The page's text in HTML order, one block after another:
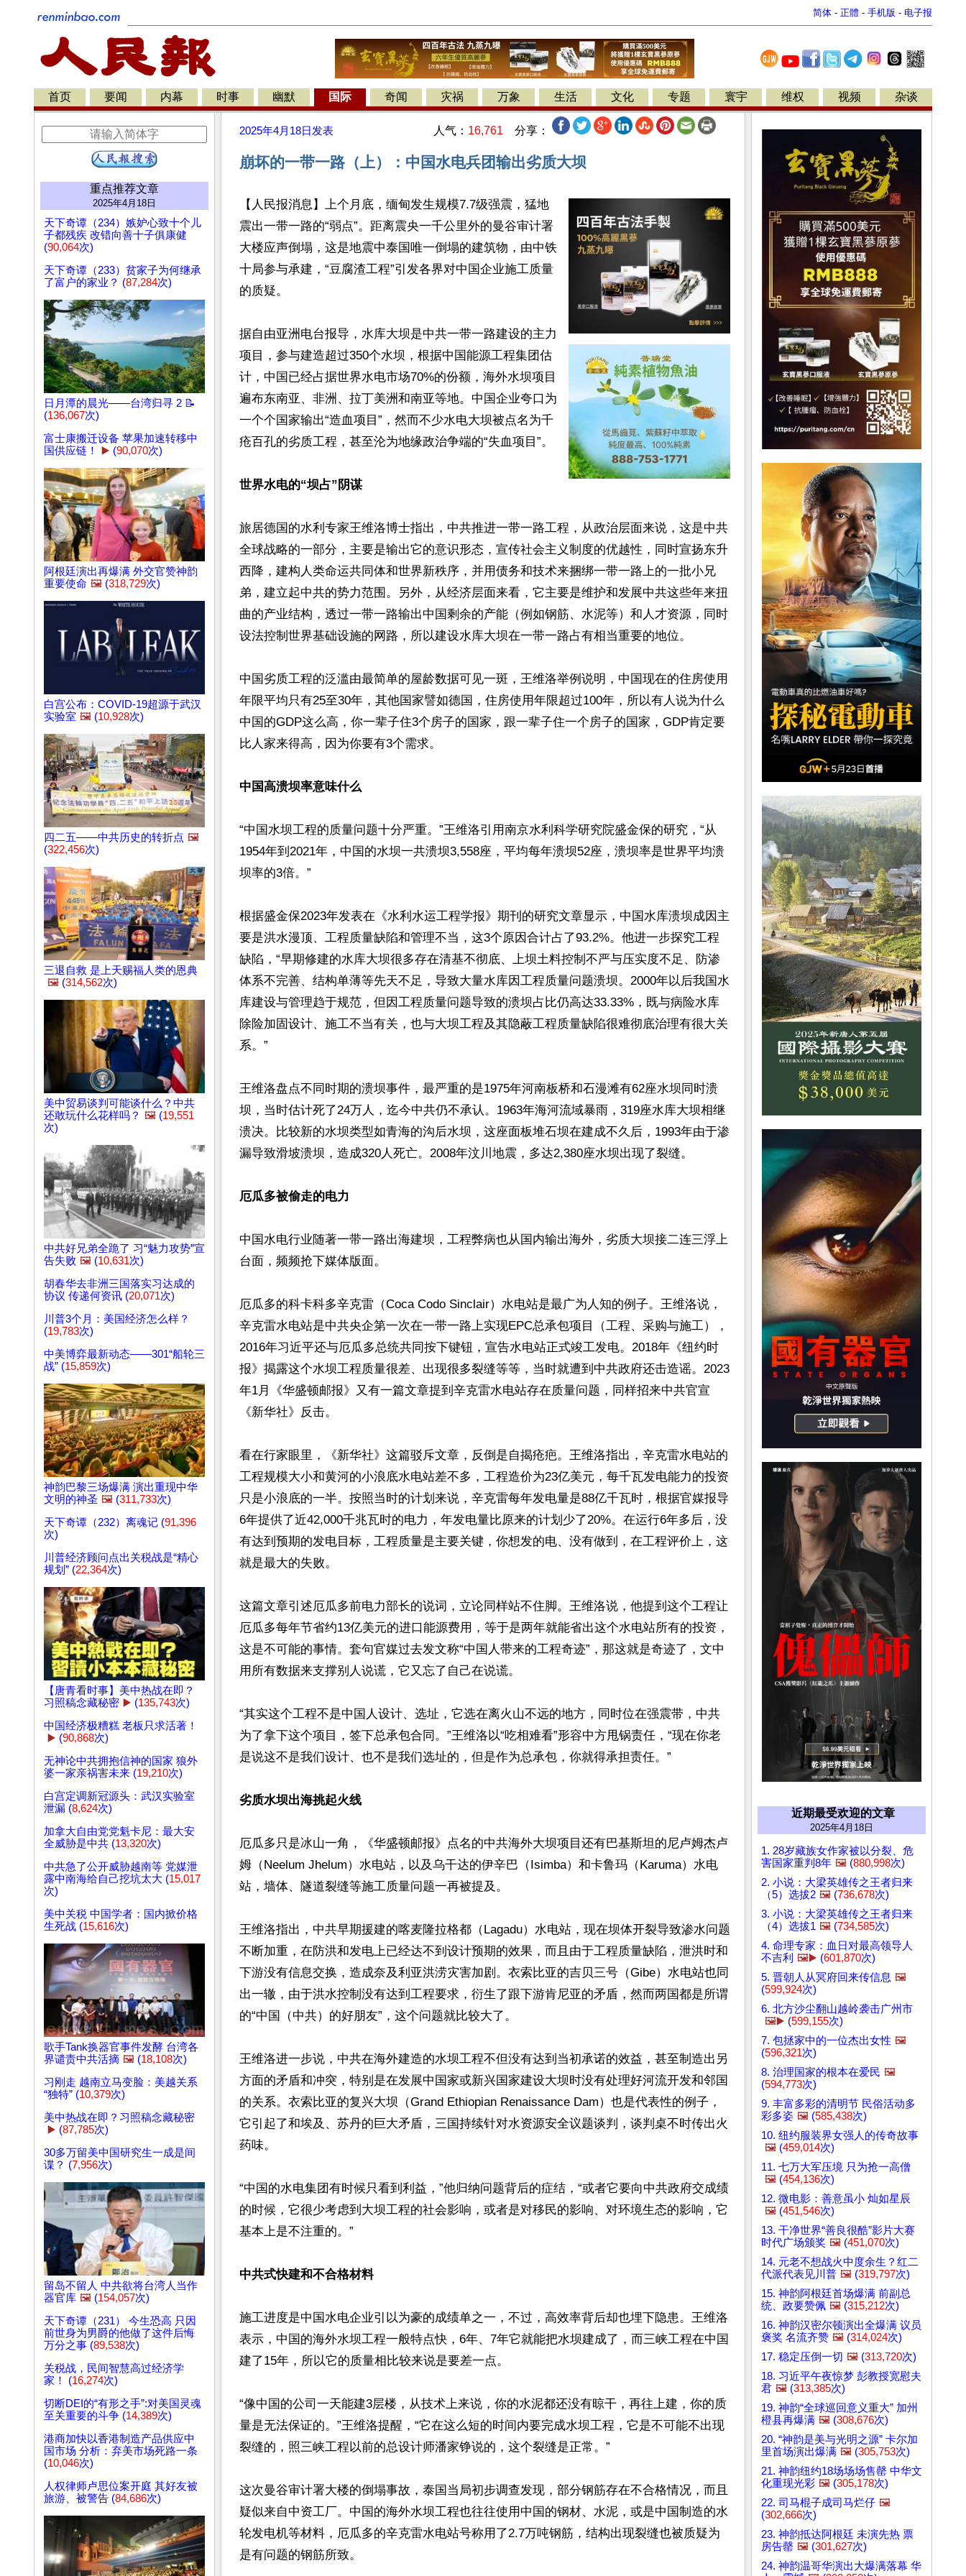
简体 - 正體 - 手机版 - 电子报
首页 要闻 内幕 时事 幽默 国际 奇闻 灾祸 万象 生活 文化 专题 寰宇 维权 视频 杂谈
重点推荐文章
2025年4月18日
天下奇谭（234）嫉妒心致十个儿
子都残疾 改错向善十子俱康健
(90,064次)
天下奇谭（233）贫家子为何继承
了富户的家业？ (87,284次)
日月潭的晨光——台湾归寻 2 📝
(136,067次)
富士康搬迁设备 苹果加速转移中
国供应链！
▶️ (90,070次)
阿根廷演出再爆满 外交官赞神韵
重要使命 🖼️ (318,729次)
白宫公布：COVID-19超源于武汉
实验室 🖼️ (10,928次)
四二五——中共历史的转折点 🖼️
(322,456次)
三退自救 是上天赐福人类的恩典
🖼️ (314,562次)
美中贸易谈判可能谈什么？中共
还敢玩什么花样吗？ 🖼️ (19,551
次)
中共好兄弟全跪了 习“魅力攻势”宣
告失败 🖼️ (10,631次)
胡春华去非洲三国落实习达成的
协议 传递何资讯 (20,071次)
川普3个月：美国经济怎么样？
(19,783次)
中美博弈最新动态——301“船轮三
战” (15,859次)
神韵巴黎三场爆满 演出重现中华
文明的神圣 🖼️ (311,733次)
天下奇谭（232）离魂记 (91,396
次)
川普经济顾问点出关税战是“精心
规划” (22,364次)
【唐青看时事】美中热战在即？
习照稿念藏秘密 ▶️ (135,743次)
中国经济极糟糕 老板只求活著！
▶️ (90,868次)
无神论中共拥抱信神的国家 狼外
婆一家亲祸害未来 (19,210次)
白宫定调新冠源头：武汉实验室
泄漏 (8,624次)
加拿大自由党党魁卡尼：最大安
全威胁是中共 (13,320次)
中共急了公开威胁越南等 党媒泄
露中南海给自己挖坑太大 (15,017
次)
美中关税 中国学者：国内掀价格
生死战 (15,616次)
歌手Tank换器官事件发酵 台湾各
界谴责中共活摘 🖼️ (18,108次)
习刚走 越南立马变脸：美越关系
“独特” (10,379次)
美中热战在即？习照稿念藏秘密
▶️ (87,785次)
30多万留美中国研究生一成是间
谍？ (7,956次)
留岛不留人 中共欲将台湾人当作
器官库 🖼️ (154,057次)
天下奇谭（231） 今生恐高 只因
前世身为男爵的他做了这件后悔
万分之事 (89,538次)
关税战，民间智慧高过经济学
家！ (16,274次)
切断DEI的“有形之手”:对美国灵魂
至关重要的斗争 (14,389次)
港商加快以香港制造产品供应中
国市场 分析：弃美市场死路一条
(10,046次)
人权律师卢思位案开庭 其好友被
旅游、被警告 (84,686次)
2025年4月18日 发表 人气： 16,761 分享：
崩坏的一带一路（上）：中国水电兵团输出劣质大坝
【人民报消息】上个月底，缅甸发生规模7.7级强震，猛地
震出一带一路的“弱点”。距离震央一千公里外的曼谷审计署
大楼应声倒塌，这是地震中泰国唯一倒塌的建筑物，由中铁
十局参与承建，“豆腐渣工程”引发各界对中国企业施工质量
的质疑。
据自由亚洲电台报导，水库大坝是中共一带一路建设的主力
项目，参与建造超过350个水坝，根据中国能源工程集团估
计，中国已经占据世界水电市场70%的份额，海外水坝项目
遍布东南亚、非洲、拉丁美洲和南亚等地。中国企业夸口为
一个个国家输出“造血项目”，然而不少水电大坝被点名为千
疮百孔的劣质工程，甚至沦为地缘政治争端的“失血项目”。
世界水电的“坝占”阴谋
旅居德国的水利专家王维洛博士指出，中共推进一带一路工程，从政治层面来说，这是中共
全球战略的一部分，主要是输出它的意识形态，宣传社会主义制度的优越性，同时宣扬东升
西降，建构人类命运共同体和世界新秩序，并用债务和技术来捆绑一带一路上的一批小兄
弟，建立起中共的势力范围。另外，从经济层面来看，它主要是维护和发展中共这些年来扭
曲的产业结构，透过一带一路输出中国剩余的产能（例如钢筋、水泥等）和人才资源，同时
设法控制世界基础设施的网路，所以建设水库大坝在一带一路占有相当重要的地位。
中国劣质工程的泛滥由最简单的屋龄数据可见一斑，王维洛举例说明，中国现在的住房使用
年限平均只有25至30年，其他国家譬如德国，住房使用年限超过100年，所以有人说为什么
中国的GDP这么高，你一辈子住3个房子的国家，跟一辈子住一个房子的国家，GDP肯定要
比人家来得高，因为你要有3个需求。
中国高溃坝率意味什么
“中国水坝工程的质量问题十分严重。”王维洛引用南京水利科学研究院盛金保的研究，“从
1954年到2021年，中国的水坝一共溃坝3,558座，平均每年溃坝52座，溃坝率是世界平均溃
坝率的3倍。”
根据盛金保2023年发表在《水利水运工程学报》期刊的研究文章显示，中国水库溃坝成因主
要是洪水漫顶、工程质量缺陷和管理不当，这3个原因合计占了93.2%。他进一步探究工程
缺陷，“早期修建的水库大坝很多存在清基不彻底、上坝土料控制不严与压实度不足、防渗
体系不完善、结构单薄等先天不足，导致大量水库因工程质量问题溃坝。2000年以后我国水
库建设与管理趋于规范，但因工程质量问题导致的溃坝占比仍高达33.33%，既与病险水库
除险加固设计、施工不当有关，也与大坝工程及其隐蔽工程质量缺陷很难彻底治理有很大关
系。”
王维洛盘点不同时期的溃坝事件，最严重的是1975年河南板桥和石漫滩有62座水坝同时溃
坝，当时估计死了24万人，迄今中共仍不承认。1963年海河流域暴雨，319座水库大坝相继
溃决。比较新的水坝类型如青海的沟后水坝，这座面板堆石坝在建成不久后，1993年由于渗
漏导致滑坡溃坝，造成320人死亡。2008年汶川地震，多达2,380座水坝出现了裂缝。
厄瓜多被偷走的电力
中国水电行业随著一带一路出海建坝，工程弊病也从国内输出海外，劣质大坝接二连三浮上
台面，频频抢下媒体版面。
厄瓜多的科卡科多辛克雷（Coca Codo Sinclair）水电站是最广为人知的例子。王维洛说，
辛克雷水电站是中共央企第一次在一带一路上实现EPC总承包项目（工程、采购与施工），
2016年习近平还与厄瓜多总统共同按下键钮，宣告水电站正式竣工发电。2018年《纽约时
报》揭露这个水坝工程质量很差、出现很多裂缝等等，当时就遭到中共政府还击造谣。2023
年1月《华盛顿邮报》又有一篇文章提到辛克雷水电站存在质量问题，同样招来中共官宣
《新华社》反击。
看在行家眼里，《新华社》这篇驳斥文章，反倒是自揭疮疤。王维洛指出，辛克雷水电站的
工程规模大小和黄河的小浪底水电站差不多，工程造价为23亿美元，每千瓦发电能力的投资
只是小浪底的一半。按照当时的计划来说，辛克雷每年发电量是88亿千瓦时，根据官媒报导
6年提供了近42,000千兆瓦时的电力，年发电量比原来的计划少了20%。在运行6年多后，没
有达到预期的发电目标，工程质量是主要关键，你想发的电、没有做到，在工程评价上，这
就是最大的失败。
这篇文章引述厄瓜多前电力部长的说词，立论同样站不住脚。王维洛说，他提到这个工程让
厄瓜多每年节省约13亿美元的进口能源费用，等于是两年就能省出这个水电站所有的投资，
这是不可能的事情。套句官媒过去发文称“中国人带来的工程奇迹”，那这就是奇迹了，文中
用所有数据来支撑别人说谎，它又忘了自己在说谎。
“其实这个工程不是中国人设计、选址，它选在离火山不远的地方，同时位在强震带，中共
为了拿下这个项目，签下总承包合同。”王维洛以“吃相难看”形容中方甩锅责任，“现在你老
是说这不是我们设计、也不是我们选址的，但是作为总承包，你就得承担责任。”
劣质水坝出海挑起火线
厄瓜多只是冰山一角，《华盛顿邮报》点名的中共海外大坝项目还有巴基斯坦的尼卢姆杰卢
姆（Neelum Jhelum）水电站，以及乌干达的伊辛巴（Isimba）和卡鲁玛（Karuma）水电
站，墙体、隧道裂缝等施工质量问题一再被提及。
王维洛指出，中共早期援建的喀麦隆拉格都（Lagadu）水电站，现在坝体开裂导致渗水问题
不断加重，在防洪和发电上已经达不到设计预期的效果，而且由于工程质量缺陷，泄洪时和
下游没有信息交换，造成奈及利亚洪涝灾害加剧。衣索比亚的吉贝三号（Gibe）水电站也同
出一辙，由于洪水控制没有达到工程要求，衍生了跟下游肯尼亚的矛盾，然而两国都是所谓
的“中国（中共）的好朋友”，这个问题就比较大了。
王维洛进一步说，中共在海外建造的水坝工程不但没有达到当初承诺的效益，甚至制造出另
方面的矛盾和冲突，特别是在发展中国家或新兴国家建设大坝时没有处理好河流开发和邻国
的关系。衣索比亚的复兴大坝（Grand Ethiopian Renaissance Dam）也是代表性的例子，
它引起了和埃及、苏丹的巨大矛盾，三国持续针对水资源安全议题谈判，谈判桌不时传出火
药味。
“中国的水电集团有时候只看到利益，”他归纳问题背后的症结，“或者它要向中共政府交成绩
的时候，它很少考虑到大坝工程的社会影响，或者是对移民的影响、对环境生态的影响，它
基本上是不注重的。”
中共式快建和不合格材料
施工进度是中国水电企业引以为豪的成绩单之一，不过，高效率背后却也埋下隐患。王维洛
表示，中国的海外水坝工程一般特点快，6年、7年它就能把水坝建成了，而三峡工程在中国
建了15年，所以它的质量相比较来说是要差一点。
“像中国的公司一天能建3层楼，从技术上来说，你的水泥都还没有晾干，再往上建，你的质
量是无法保证的。”王维洛提醒，“它在这么短的时间内要完成水坝工程，它是不可能不出现
裂缝的，照三峡工程以前的总设计师潘家铮说的，这个裂缝是正常。”
这次曼谷审计署大楼的倒塌事故，泰国当局初步调查发现，部分钢筋存在不合格情况，而且
疑似来自中资工厂。中国的海外水坝工程也往往使用中国的钢材、水泥，或是中国制造的水
轮发电机等材料，厄瓜多的辛克雷水电站号称用了2.7万吨钢筋，结构出现裂缝也被质疑为
是有问题的钢筋所致。
近期最受欢迎的文章
2025年4月18日
1. 28岁藏族女作家被以分裂、危
害国家重判8年 🖼️ (880,998次)
2. 小说：大梁英雄传之王者归来
（5）选拔2 🖼️ (736,678次)
3. 小说：大梁英雄传之王者归来
（4）选拔1 🖼️ (734,585次)
4. 命理专家：血日对最高领导人
不吉利 🖼️▶️ (601,870次)
5. 晋朝人从冥府回来传信息 🖼️
(599,924次)
6. 北方沙尘翻山越岭袭击广州市
🖼️▶️ (599,155次)
7. 包拯家中的一位杰出女性 🖼️
(596,321次)
8. 治理国家的根本在爱民 🖼️
(594,773次)
9. 丰富多彩的清明节 民俗活动多
彩多姿 🖼️ (585,438次)
10. 纽约服装界女强人的传奇故事
🖼️ (459,014次)
11. 七万大军压境 只为抢一高僧
🖼️ (454,136次)
12. 微电影：善意虽小 灿如星辰
🖼️ (451,546次)
13. 干净世界“善良很酷”影片大赛
时代广场颁奖 🖼️ (451,070次)
14. 元老不想战火中度余生？红二
代派代表见川普 🖼️ (319,797次)
15. 神韵阿根廷首场爆满 前副总
统、政要赞佩 🖼️ (315,212次)
16. 神韵汉密尔顿演出全爆满 议员
褒奖 名流齐赞 🖼️ (314,024次)
17. 稳定压倒一切 🖼️ (313,720次)
18. 习近平午夜惊梦 彭教授宽慰夫
君 🖼️ (313,385次)
19. 神韵“全球巡回意义重大” 加州
橙县再爆满 🖼️ (308,676次)
20. “神韵是美与光明之源” 卡尔加
里首场演出爆满 🖼️ (305,753次)
21. 神韵纽约18场场场售罄 中华文
化重现光彩 🖼️ (305,178次)
22. 司马棍子成司马烂仔 🖼️
(302,666次)
23. 神韵抵达阿根廷 未演先热 票
房告罄 🖼️ (301,627次)
24. 神韵温哥华演出大爆满落幕 华